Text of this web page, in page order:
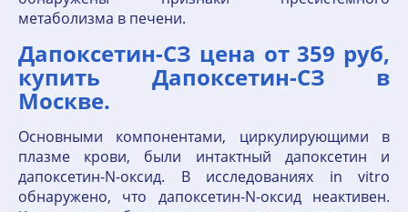
метаболизма в печени.
Дапоксетин-СЗ цена от 359 руб,
купить Дапоксетин-СЗ в
Москве.
Основными компонентами, циркулирующими в
плазме крови, были интактный дапоксетин и
дапоксетин-N-оксид. В исследованиях in vitro
обнаружено, что дапоксетин-N-оксид неактивен.